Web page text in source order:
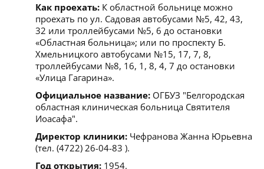
Как проехать: К областной больнице можно
проехать по ул. Садовая автобусами №5, 42, 43,
32 или троллейбусами №5, 6 до остановки
«Областная больница»; или по проспекту Б.
Хмельницкого автобусами №15, 17, 7, 8,
троллейбусами №8, 16, 1, 8, 4, 7 до остановки
«Улица Гагарина».
Официальное название: ОГБУЗ "Белгородская
областная клиническая больница Святителя
Иоасафа".
Директор клиники: Чефранова Жанна Юрьевна
(тел. (4722) 26-04-83 ).
Год открытия: 1954.